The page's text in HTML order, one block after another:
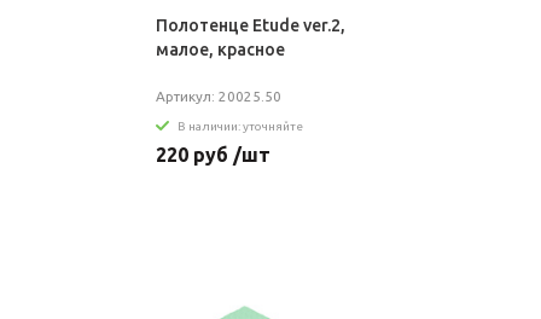
Полотенце Etude ver.2,
малое, красное
Артикул: 20025.50
В наличии: уточняйте
220 руб /шт